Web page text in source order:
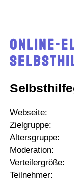
online-
Webseite:
Zielgruppe:
Altersgruppe:
Moderation:
Verteilergröße:
Teilnehmer: